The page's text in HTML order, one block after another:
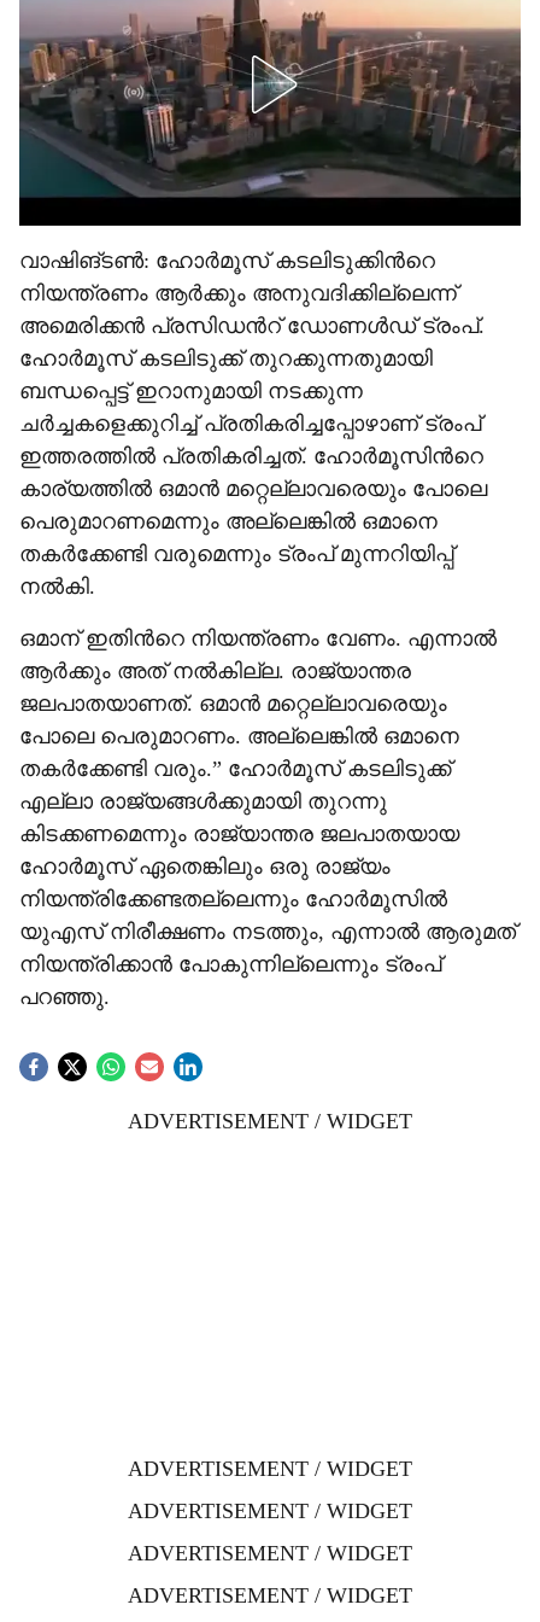
വാഷിങ്ടൺ: ഹോർമൂസ് കടലിടുക്കിന്‍റെ
നിയന്ത്രണം ആർക്കും അനുവദിക്കില്ലെന്ന്
അമെരിക്കൻ പ്രസിഡന്‍റ് ഡോണൾഡ് ട്രംപ്.
ഹോർമൂസ് കടലിടുക്ക് തുറക്കുന്നതുമായി
ബന്ധപ്പെട്ട് ഇറാനുമായി നടക്കുന്ന
ചർച്ചകളെക്കുറിച്ച് പ്രതികരിച്ചപ്പോഴാണ് ട്രംപ്
ഇത്തരത്തിൽ പ്രതികരിച്ചത്. ഹോർമൂസിന്‍റെ
കാര്യത്തിൽ ഒമാൻ മറ്റെല്ലാവരെയും പോലെ
പെരുമാറണമെന്നും അല്ലെങ്കിൽ ഒമാനെ
തകർക്കേണ്ടി വരുമെന്നും ട്രംപ് മുന്നറിയിപ്പ്
നൽകി.
ഒമാന് ഇതിന്‍റെ നിയന്ത്രണം വേണം. എന്നാൽ
ആർക്കും അത് നൽകില്ല. രാജ്യാന്തര
ജലപാതയാണത്. ഒമാൻ മറ്റെല്ലാവരെയും
പോലെ പെരുമാറണം. അല്ലെങ്കിൽ ഒമാനെ
തകർക്കേണ്ടി വരും.” ഹോർമൂസ് കടലിടുക്ക്
എല്ലാ രാജ്യങ്ങൾക്കുമായി തുറന്നു
കിടക്കണമെന്നും രാജ്യാന്തര ജലപാതയായ
ഹോർമൂസ് ഏതെങ്കിലും ഒരു രാജ്യം
നിയന്ത്രിക്കേണ്ടതല്ലെന്നും ഹോർമൂസിൽ
യുഎസ് നിരീക്ഷണം നടത്തും, എന്നാൽ ആരുമത്
നിയന്ത്രിക്കാൻ പോകുന്നില്ലെന്നും ട്രംപ്
പറഞ്ഞു.
ADVERTISEMENT / WIDGET
ADVERTISEMENT / WIDGET
ADVERTISEMENT / WIDGET
ADVERTISEMENT / WIDGET
ADVERTISEMENT / WIDGET